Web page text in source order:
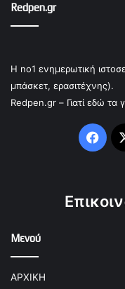
Redpen.gr
Η no1 ενημερωτική
μπάσκετ, ερασιτέχνης).
Redpen.gr – Γιατί εδώ
Μενού
ΑΡΧΙΚΗ